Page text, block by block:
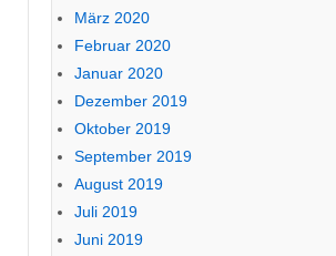
März 2020
Februar 2020
Januar 2020
Dezember 2019
Oktober 2019
September 2019
August 2019
Juli 2019
Juni 2019